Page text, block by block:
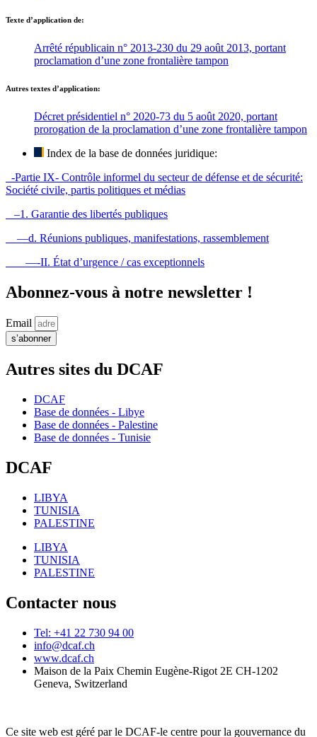
Texte d’application de:
Arrêté républicain n° 2013-230 du 29 août 2013, portant
proclamation d’une zone frontalière tampon
Autres textes d’application:
Décret présidentiel n° 2020-73 du 5 août 2020, portant
prorogation de la proclamation d’une zone frontalière tampon
Index de la base de données juridique:
-Partie IX- Contrôle informel du secteur de défense et de sécurité:
Société civile, partis politiques et médias
–1. Garantie des libertés publiques
—d. Réunions publiques, manifestations, rassemblement
—-II. État d’urgence / cas exceptionnels
Abonnez-vous à notre newsletter !
Email
s’abonner
Autres sites du DCAF
DCAF
Base de données - Libye
Base de données - Palestine
Base de données - Tunisie
DCAF
LIBYA
TUNISIA
PALESTINE
LIBYA
TUNISIA
PALESTINE
Contacter nous
Tel: +41 22 730 94 00
info@dcaf.ch
www.dcaf.ch
Maison de la Paix Chemin Eugène-Rigot 2E CH-1202
Geneva, Switzerland
Ce site web est géré par le DCAF-le centre pour la gouvernance du